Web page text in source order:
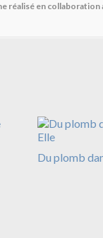
réalisé en collaboration
Du plomb